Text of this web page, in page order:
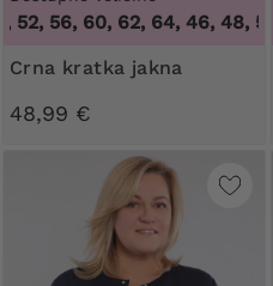
52, 56, 60, 62, 64, 46, 48,
Crna kratka jakna
48,99 €